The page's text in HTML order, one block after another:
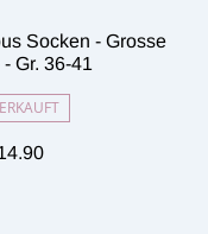
Socken - Grosse
Gr. 36-41